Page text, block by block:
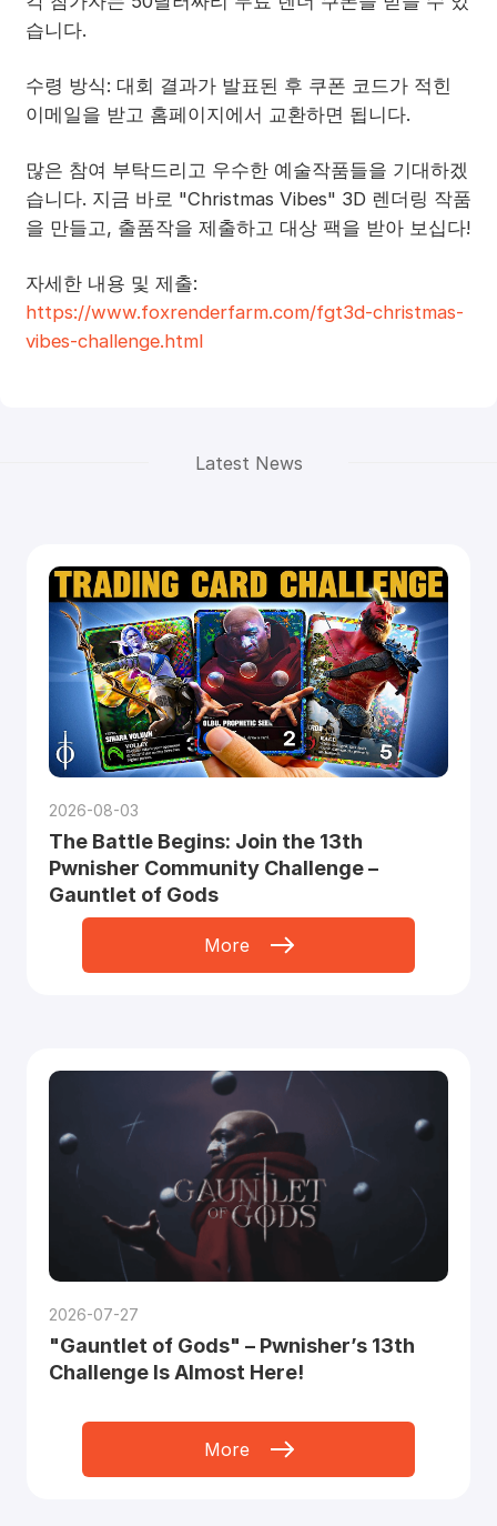
습니다.
수령 방식: 대회 결과가 발표된 후 쿠폰 코드가 적힌
이메일을 받고 홈페이지에서 교환하면 됩니다.
많은 참여 부탁드리고 우수한 예술작품들을 기대하겠
습니다. 지금 바로 "Christmas Vibes" 3D 렌더링 작품
을 만들고, 출품작을 제출하고 대상 팩을 받아 보십다!
자세한 내용 및 제출:
https://www.foxrenderfarm.com/fgt3d-christmas-
vibes-challenge.html
Latest News
2026-08-03
The Battle Begins: Join the 13th
Pwnisher Community Challenge –
Gauntlet of Gods
More
2026-07-27
"Gauntlet of Gods" – Pwnisher’s 13th
Challenge Is Almost Here!
More